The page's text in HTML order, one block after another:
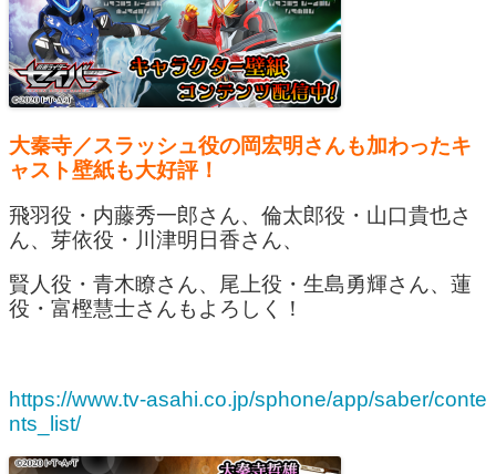
大秦寺／スラッシュ役の岡宏明さんも加わったキ
ャスト壁紙も大好評！
飛羽役・内藤秀一郎さん、倫太郎役・山口貴也さ
ん、芽依役・川津明日香さん、
賢人役・青木瞭さん、尾上役・生島勇輝さん、蓮
役・富樫慧士さんもよろしく！
https://www.tv-asahi.co.jp/sphone/app/saber/conte
nts_list/